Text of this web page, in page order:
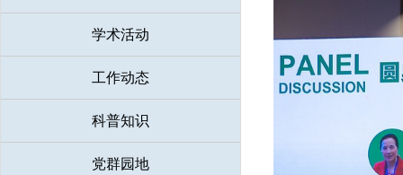
学术活动
工作动态
科普知识
党群园地